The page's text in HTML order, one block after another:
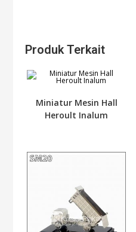
Produk Terkait
Miniatur Mesin Hall
Heroult Inalum